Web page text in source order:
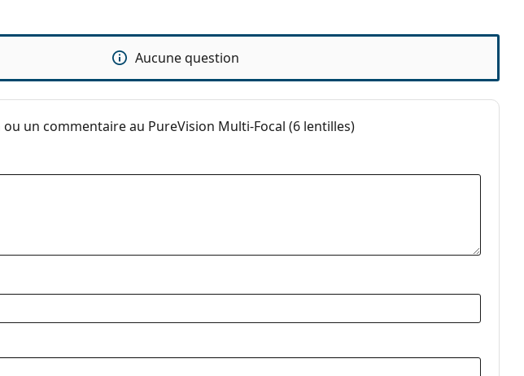
Aucune question
un commentaire au PureVision Multi-Focal (6 lentilles)